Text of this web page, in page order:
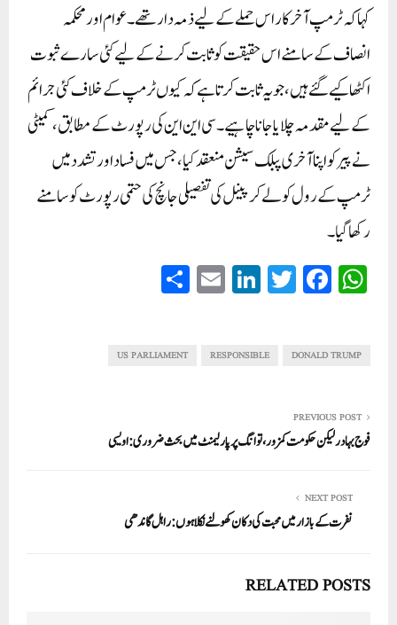
کہا کہ ٹرمپ آخر کار اس حملے کے لیے ذمہ دار تھے۔ عوام اور محکمہ
انصاف کے سامنے اس حقیقت کو ثابت کرنے کے لیے کئی سارے ثبوت
اکٹھا کیے گئےہیں، جو یہ ثابت کرتا ہے کہ کیوں ٹرمپ کے خلاف کئی جرائم
کے لیے مقدمہ چلایا جانا چاہیے۔ سی این این کی رپورٹ کے مطابق، کمیٹی
نے پیر کو اپنا آخری پبلک سیشن منعقد کیا، جس میں فساد اور تشدد میں
ٹرمپ کے رول کو لے کر پینل کی تفصیلی جانچ کی حتمی رپورٹ کو سامنے
رکھا گیا۔
W
ha
A
Fa
ce
ok
T
wi
r
Li
nk
In
E
m
DONALD TRUMP
RESPONSIBLE
US PARLIAMENT
PREVIOUS POST
فوج بہادر لیکن حکومت کمزور، توانگ پر پارلیمنٹ میں بحث ضروری: اویسی
NEXT POST
نفرت کے بازار میں محبت کی دکان کھولنے نکلا ہوں: راہل گاندھی
RELATED POSTS